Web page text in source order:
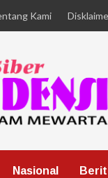
Kami
Nasional